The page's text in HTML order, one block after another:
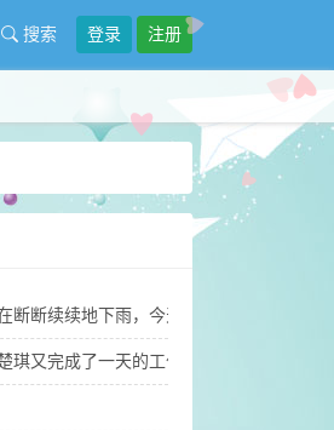
搜索 登录 注册
断断续续地下雨，今天终于没下雨，出太
琪又完成了一天的工作和家务，也搞定了